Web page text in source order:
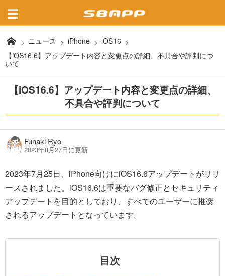
ニュース iPhone
iOS16
【iOS16.6】アップデート内容と変更点の詳細、不具合や評判につ
いて
【iOS16.6】アップデート内容と変更点の詳細、
不具合や評判について
Funaki Ryo
2023年8月27日に更新
2023年7月25日、iPhone向けにiOS16.6アップデートがリリ
ースされました。iOS16.6は重要なバグ修正とセキュリティ
アップデートを目的としており、すべてのユーザーに推奨
されるアップデートとなっています。
目次